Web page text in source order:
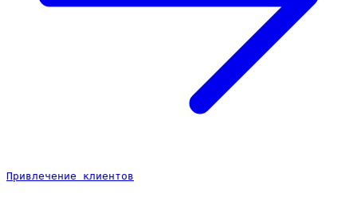
Привлечение клиентов